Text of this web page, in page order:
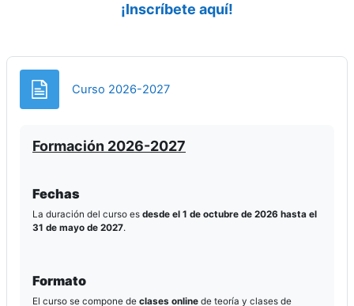
¡Inscríbete aquí!
Curso 2026-2027Página
Formación 2026-2027
Fechas
La duración del curso es desde el 1 de octubre de 2026 hasta el
31 de mayo de 2027.
Formato
El curso se compone de clases online de teoría y clases de